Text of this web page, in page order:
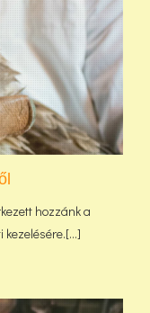
hozzánk a